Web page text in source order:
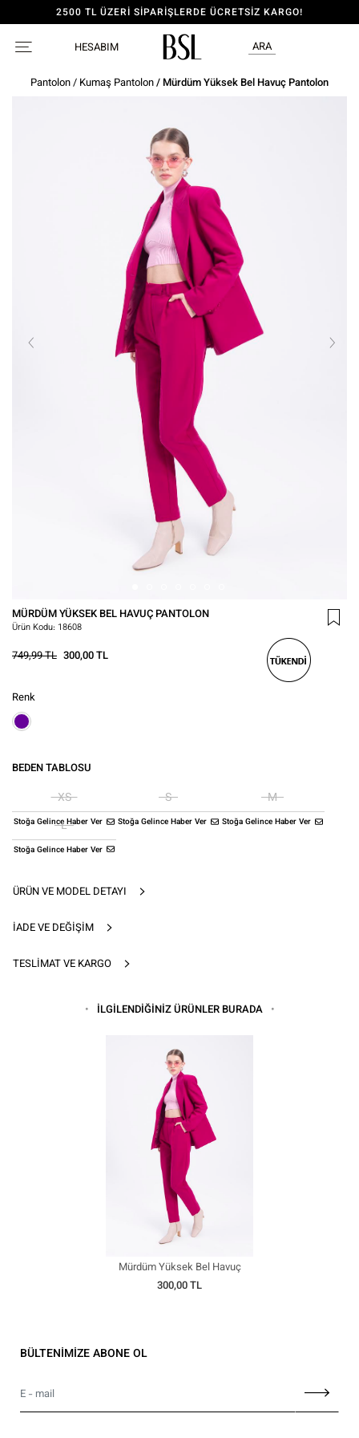
2500 TL ÜZERİ SİPARİŞLERDE ÜCRETSİZ KARGO!
HESABIM ARA
ÜRÜN VE MODEL DETAYI
İADE VE DEĞIŞIM
TESLIMAT VE KARGO
Pantolon/ Kumaş Pantolon/ Mürdüm Yüksek Bel Havuç Pantolon
MÜRDÜM YÜKSEK BEL HAVUÇ PANTOLON
Ürün Kodu: 18608
749,99 TL 300,00 TL
Renk
BEDEN TABLOSU
Stoğa Gelince Haber Ver
XS
Stoğa Gelince Haber Ver
S
Stoğa Gelince Haber Ver
M
Stoğa Gelince Haber Ver
L
İLGİLENDİĞİNİZ ÜRÜNLER BURADA
Mürdüm Yüksek Bel Havuç
Pantolon
300,00 TL
BÜLTENİMİZE ABONE OL